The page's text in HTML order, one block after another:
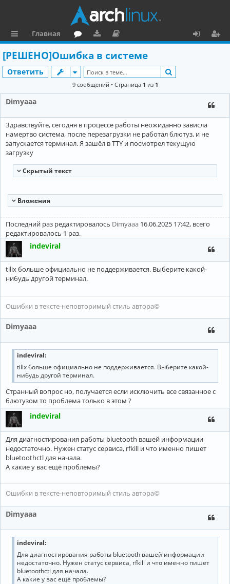
ы
л
к
Главная
ру
м
ру
зк
и
ку
м
е
та
ц
р
[РЕШЕНО]Ошибка в системе
Ответить
9 сообщений • Страница 1 из 1
Dimyaaa
Здравствуйте, сегодня в процессе работы неожиданно зависла
намертво система, после перезагрузки не работал блютуз, и не
запускается терминал. Я зашёл в TTY и посмотрел текущую
загрузку
Cкрытый текст
Вложения
Последний раз редактировалось Dimyaaa 16.06.2025 17:42, всего
редактировалось 1 раз.
indeviral
tilix больше официально не поддерживается. Выберите какой-
нибудь другой терминал.
Ошибки в тексте-неповторимый стиль автора©
Dimyaaa
indeviral:
tilix больше официально не поддерживается. Выберите какой-
нибудь другой терминал.
Странный вопрос но, получается если исключить все связанное с
блютузом то проблема только в этом ?
indeviral
Для диагностирования работы bluetooth вашей информации
недостаточно. Нужен статус сервиса, rfkill и что именно пишет
bluetoothctl для начала.
А какие у вас ещё проблемы?
Ошибки в тексте-неповторимый стиль автора©
Dimyaaa
indeviral:
Для диагностирования работы bluetooth вашей информации
недостаточно. Нужен статус сервиса, rfkill и что именно пишет
bluetoothctl для начала.
А какие у вас ещё проблемы?